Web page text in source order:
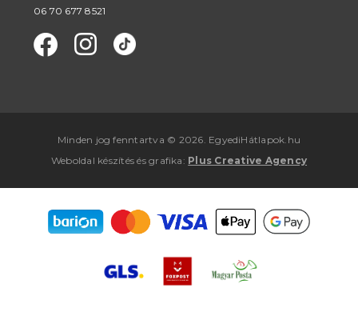
06 70 677 8521
Minden jog fenntartva © 2026. EgyediHátlapok.hu
Weboldal készítés ésgrafika : Plus Creative Agency